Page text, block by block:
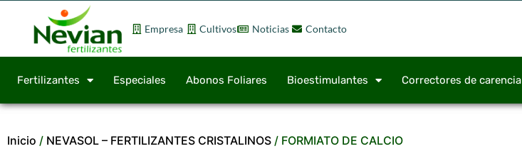
Empresa Cultivos Noticias Contacto
Fertilizantes Especiales Abonos Foliares Bioestimulantes Correctores de carencia
Inicio / NEVASOL – FERTILIZANTES CRISTALINOS / FORMIATO DE CALCIO